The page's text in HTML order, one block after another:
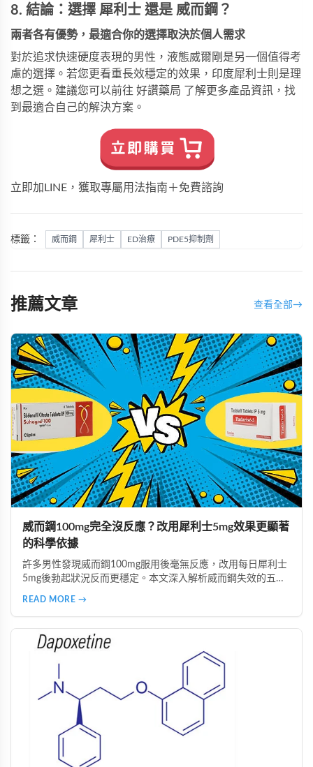
8. 結論：選擇 犀利士 還是 威而鋼？
兩者各有優勢，最適合你的選擇取決於個人需求
對於追求快速硬度表現的男性， 液態威爾剛 是另一個值得考
慮的選擇。若您更看重長效穩定的效果， 印度犀利士則是理
想之選。建議您可以前往 好讚藥局 了解更多產品資訊，找
到最適合自己的解決方案。
立即加LINE，獲取專屬用法指南＋免費諮詢
標籤： 威而鋼 犀利士 ED治療 PDE5抑制劑
推薦文章 查看全部→
威而鋼100mg完全沒反應？改用犀利士5mg效果更顯著
的科學依據
許多男性發現威而鋼100mg服用後毫無反應，改用每日犀利士
5mg後勃起狀況反而更穩定。本文深入解析威而鋼失效的五大
READ MORE →